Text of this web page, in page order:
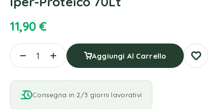
11,90 €
Aggiungi Al Carrello
Consegna in 2/3 giorni lavorativi